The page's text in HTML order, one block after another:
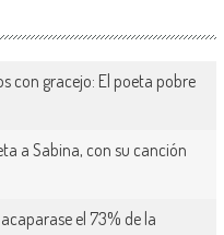
con gracejo: El poeta pobre
a Sabina, con su canción
el 73% de la